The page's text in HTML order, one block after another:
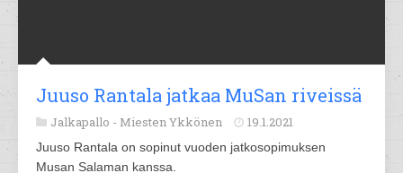
Juuso Rantala jatkaa MuSan riveissä
Jalkapallo - Miesten Ykkönen 19.1.2021
Juuso Rantala on sopinut vuoden jatkosopimuksen
Musan Salaman kanssa.